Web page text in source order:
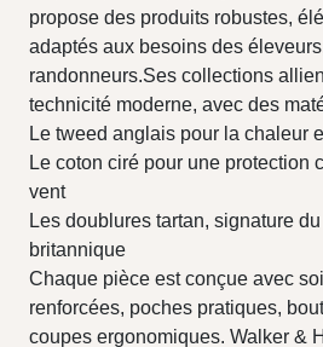
propose des produits robustes,
adaptés aux besoins des
randonneurs.Ses collections
technicité moderne, avec des
Le tweed anglais pour la chaleur
Le coton ciré pour une protection
vent
Les doublures tartan, signature
britannique
Chaque pièce est conçue avec
renforcées, poches pratiques,
coupes ergonomiques. Walker &